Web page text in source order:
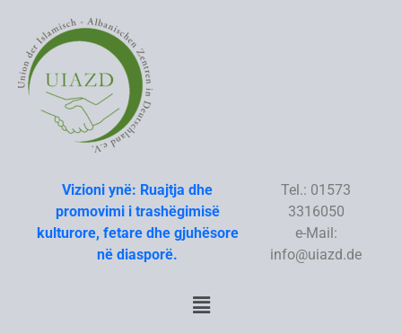
content
Vizioni ynë: Ruajtja dhe
promovimi i trashëgimisë
kulturore, fetare dhe gjuhësore
në diasporë.
Tel.: 01573
3316050
e-Mail:
info@uiazd.de
Menu